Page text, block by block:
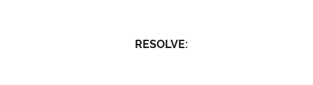
RESOLVE: